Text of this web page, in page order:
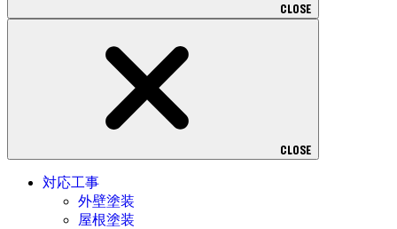
CLOSE
CLOSE
対応工事
外壁塗装
屋根塗装